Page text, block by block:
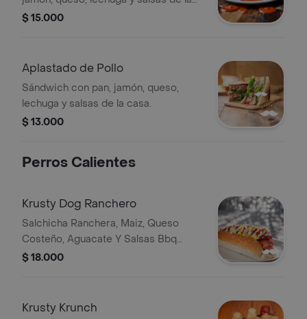
casa.
$ 15.000
Aplastado de Pollo
Sándwich con pan, jamón, queso,
lechuga y salsas de la casa.
$ 13.000
Perros Calientes
Krusty Dog Ranchero
Salchicha Ranchera, Maiz, Queso
Costeño, Aguacate Y Salsas Bbq
Producto creado por Rappi.
$ 18.000
Krusty Krunch